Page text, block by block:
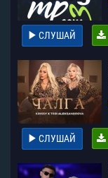
СЛУШАЙ
СЛУШАЙ